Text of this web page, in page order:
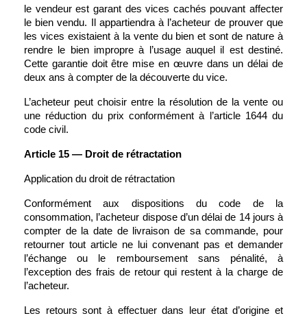
le vendeur est garant des vices cachés pouvant affecter
le bien vendu. Il appartiendra à l’acheteur de prouver que
les vices existaient à la vente du bien et sont de nature à
rendre le bien impropre à l’usage auquel il est destiné.
Cette garantie doit être mise en œuvre dans un délai de
deux ans à compter de la découverte du vice.
L’acheteur peut choisir entre la résolution de la vente ou
une réduction du prix conformément à l’article 1644 du
code civil.
Article 15 — Droit de rétractation
Application du droit de rétractation
Conformément aux dispositions du code de la
consommation, l’acheteur dispose d’un délai de 14 jours à
compter de la date de livraison de sa commande, pour
retourner tout article ne lui convenant pas et demander
l’échange ou le remboursement sans pénalité, à
l’exception des frais de retour qui restent à la charge de
l’acheteur.
Les retours sont à effectuer dans leur état d’origine et